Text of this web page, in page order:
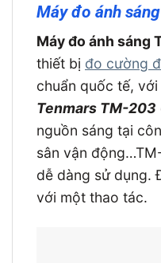
Máy đo ánh
Máy đo ánh sáng
thiết bị đo cường
chuẩn quốc tế,
Tenmars TM-203
nguồn sáng tại
sân vận
dễ dàng sử dụng.
với một thao tác.